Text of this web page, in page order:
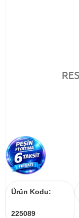
Ürün Kodu:
225089